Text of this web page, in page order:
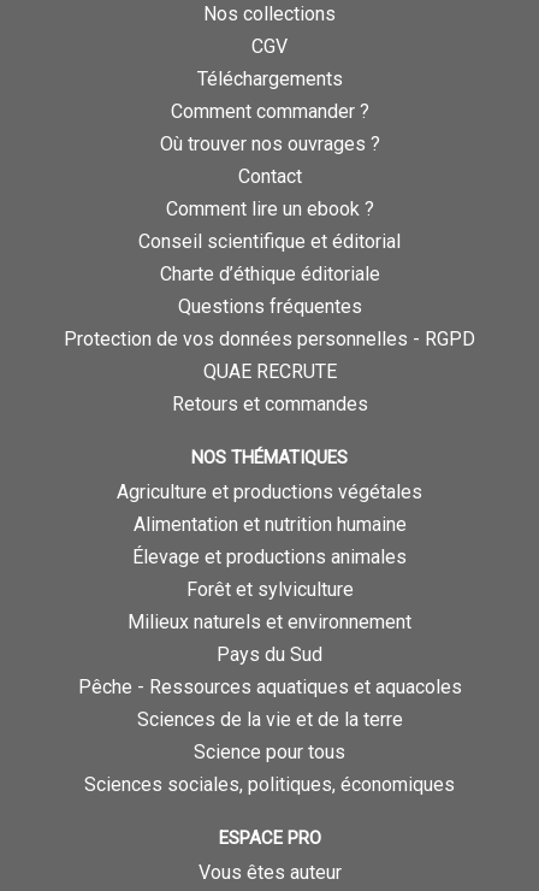
Nos collections
CGV
Téléchargements
Comment commander ?
Où trouver nos ouvrages ?
Contact
Comment lire un ebook ?
Conseil scientifique et éditorial
Charte d’éthique éditoriale
Questions fréquentes
Protection de vos données personnelles - RGPD
QUAE RECRUTE
Retours et commandes
NOS THÉMATIQUES
Agriculture et productions végétales
Alimentation et nutrition humaine
Élevage et productions animales
Forêt et sylviculture
Milieux naturels et environnement
Pays du Sud
Pêche - Ressources aquatiques et aquacoles
Sciences de la vie et de la terre
Science pour tous
Sciences sociales, politiques, économiques
ESPACE PRO
Vous êtes auteur